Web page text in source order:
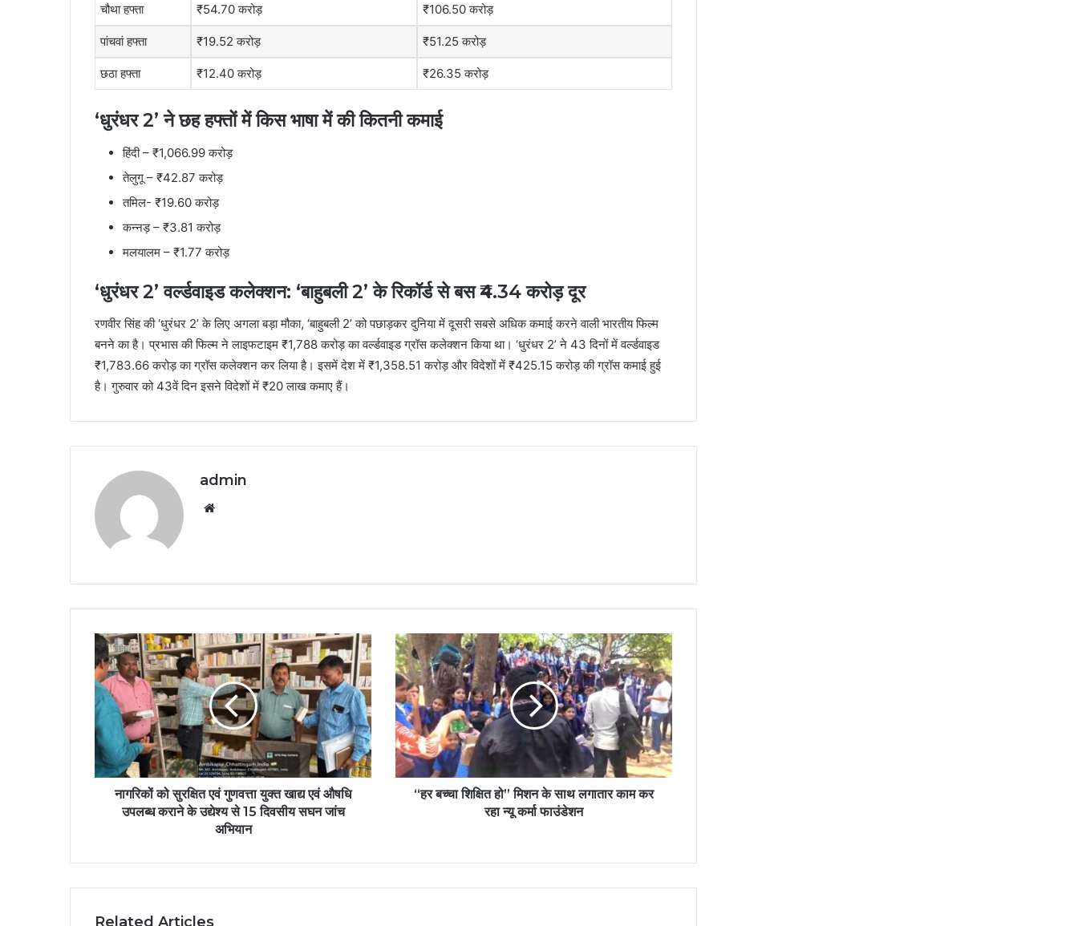
चौथा हफ्ता ₹54.70 करोड़ ₹106.50 करोड़
पांचवां हफ्ता ₹19.52 करोड़ ₹51.25 करोड़
छठा हफ्ता ₹12.40 करोड़ ₹26.35 करोड़
‘धुरंधर 2’ ने छह हफ्तों में किस भाषा में की कितनी कमाई
हिंदी – ₹1,066.99 करोड़
तेलुगू – ₹42.87 करोड़
तमिल- ₹19.60 करोड़
कन्नड़ – ₹3.81 करोड़
मलयालम – ₹1.77 करोड़
‘धुरंधर 2’ वर्ल्‍डवाइड कलेक्‍शन: ‘बाहुबली 2’ के रिकॉर्ड से बस ₹4.34 करोड़ दूर
रणवीर सिंह की ‘धुरंधर 2’ के लिए अगला बड़ा मौका, ‘बाहुबली 2’ को पछाड़कर दुनिया में दूसरी सबसे अध‍िक कमाई करने वाली भारतीय फिल्‍म
बनने का है। प्रभास की फिल्‍म ने लाइफटाइम ₹1,788 करोड़ का वर्ल्‍डवाइड ग्रॉस कलेक्‍शन किया था। ‘धुरंधर 2’ ने 43 दिनों में वर्ल्‍डवाइड
₹1,783.66 करोड़ का ग्रॉस कलेक्‍शन कर लिया है। इसमें देश में ₹1,358.51 करोड़ और विदेशों में ₹425.15 करोड़ की ग्रॉस कमाई हुई
है। गुरुवार को 43वें दिन इसने विदेशों में ₹20 लाख कमाए हैं।
admin
नागरिकों को सुरक्षित एवं गुणवत्ता युक्त खाद्य एवं औषधि
उपलब्ध कराने के उद्येश्य से 15 दिवसीय सघन जांच
अभियान
“हर बच्चा शिक्षित हो” मिशन के साथ लगातार काम कर
रहा न्यू कर्मा फाउंडेशन
Related Articles